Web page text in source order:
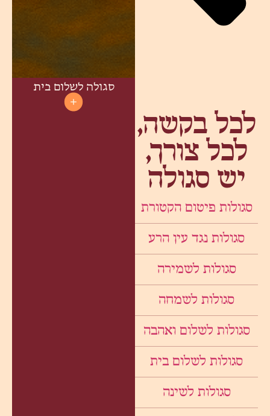
לכל בקשה,
לכל צורך,
יש סגולה
סגולות פיטום הקטורת
סגולות נגד עין הרע
סגולות לשמירה
סגולות לשמחה
סגולות לשלום ואהבה
סגולות לשלום בית
סגולות לשינה
סגולה לשלום בית